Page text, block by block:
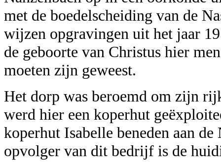
met de boedelscheiding van de
wijzen opgravingen uit het jaar
de geboorte van Christus hier
moeten zijn geweest.
Het dorp was beroemd om zijn
werd hier een koperhut
koperhut Isabelle beneden aan
opvolger van dit bedrijf is de